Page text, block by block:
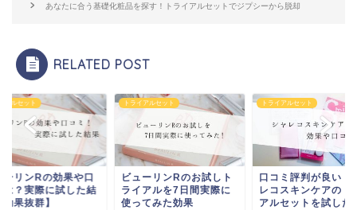
あなたに合う基礎化粧品を探す！トライアルセットでジプシーから脱却
RELATED POST
アルセット
ーリンRの効果や口
は？実際に試した結
果抜群】
トライアルセット
ビューリンRのお試しト
ライアルを7日間実際に
使ってみた効果
トライアルセット
口コミ評判が良い！
レコスキンケアのト
アルセットを試した